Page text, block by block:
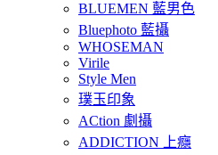
BLUEMEN 藍男色
Bluephoto 藍攝
WHOSEMAN
Virile
Style Men
璞玉印象
ACtion 劇攝
ADDICTION 上癮